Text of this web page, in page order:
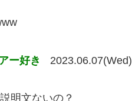
ー好き 2023.06.07(Wed)
明文ないの？